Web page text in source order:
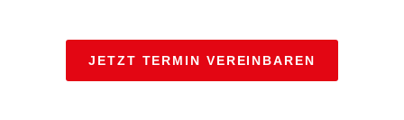
JETZT TERMIN VEREINBAREN